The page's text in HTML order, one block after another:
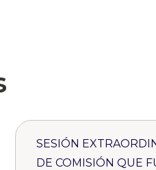
SESIÓN
DE COMISIÓN QUE